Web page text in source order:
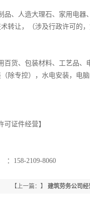
、人造大理石、家用电器
转让，（涉及行政许可的，
货、包装材料、工艺品、
除专控），水电安装，电
证件经营】
158-2109-8060
【上一篇：】 建筑劳务公司